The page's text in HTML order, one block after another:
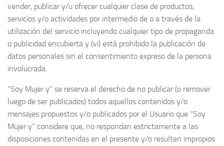
vender, publicar y/u ofrecer cualquier clase de productos,
servicios y/o actividades por intermedio de o a través de la
utilización del servicio incluyendo cualquier tipo de propaganda
o publicidad encubierta y (vi) está prohibido la publicación de
datos personales sin el consentimiento expreso de la persona
involucrada.
“Soy Mujer y” se reserva el derecho de no publicar (o remover
luego de ser publicados) todos aquellos contenidos y/o
mensajes propuestos y/o publicados por el Usuario que “Soy
Mujer y” considere que, no respondan estrictamente a las
disposiciones contenidas en el presente y/o resulten impropios